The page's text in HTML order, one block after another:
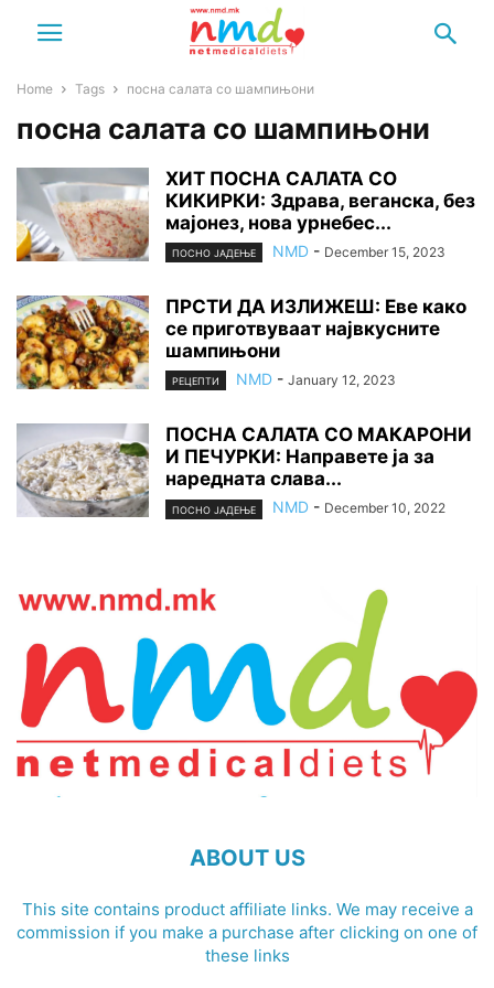
Home Tags посна салата со шампињони
посна салата со шампињони
ХИТ ПОСНА САЛАТА СО
КИКИРКИ: Здрава, веганска, без
мајонез, нова урнебес...
ПОСНО ЈАДЕЊЕ NMD - December 15, 2023
ПРСТИ ДА ИЗЛИЖЕШ: Еве како
се приготвуваат највкусните
шампињони
РЕЦЕПТИ NMD - January 12, 2023
ПОСНА САЛАТА СО МАКАРОНИ
И ПЕЧУРКИ: Направете ја за
наредната слава...
ПОСНО ЈАДЕЊЕ NMD - December 10, 2022
ABOUT US
This site contains product affiliate links. We may receive a
commission if you make a purchase after clicking on one of
these links